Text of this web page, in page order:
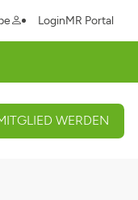
Navigation
LoginMR Portal
WERDEN